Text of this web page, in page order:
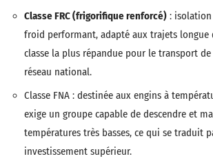
Classe FRC (frigorifique renforcé) : isolation
froid performant, adapté aux trajets longue
classe la plus répandue pour le transport
réseau national.
Classe FNA : destinée aux engins à
exige un groupe capable de descendre et
températures très basses, ce qui se traduit
investissement supérieur.